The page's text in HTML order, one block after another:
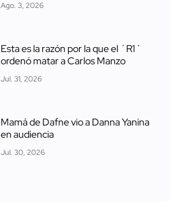
Ago. 3, 2026
Esta es la razón por la que el ´R1´
ordenó matar a Carlos Manzo
Jul. 31, 2026
Mamá de Dafne vio a Danna Yanina
en audiencia
Jul. 30, 2026